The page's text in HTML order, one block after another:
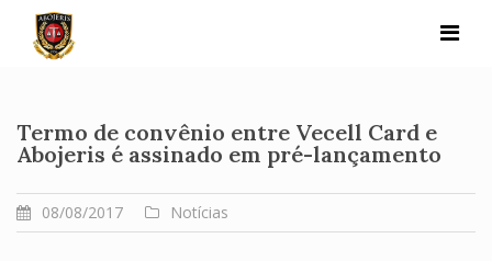
content
Termo de convênio entre Vecell Card e
Abojeris é assinado em pré-lançamento
08/08/2017 Notícias